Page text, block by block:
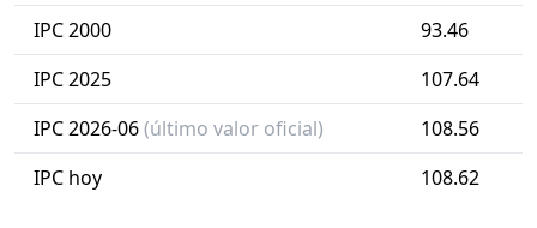
IPC 2000
93.46
IPC 2025
107.64
IPC 2026-06(último valor oficial)
108.56
IPC hoy
108.62